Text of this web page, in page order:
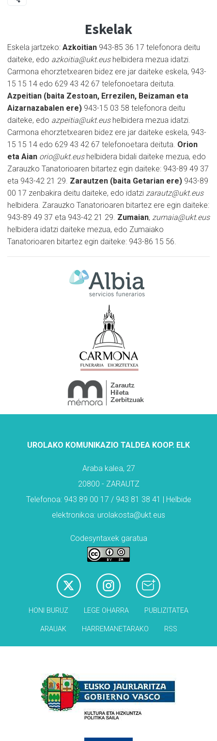
Eskelak
Eskela jartzeko: Azkoitian 943-85 36 17 telefonora deitu
daiteke, edo azkoitia@ukt.eushelbidera mezua idatzi.
Carmona ehorztetxearen bidez ere jar daiteke eskela, 943-
15 15 14 edo 629 43 42 67 telefonoetara deituta.
Azpeitian (baita Zestoan, Errezilen, Beizaman eta
Aizarnazabalen ere) 943-15 03 58 telefonora deitu
daiteke, edo azpeitia@ukt.eushelbidera mezua idatzi.
Carmona ehorztetxearen bidez ere jar daiteke eskela, 943-
15 15 14 edo 629 43 42 67 telefonoetara deituta. Orion
eta Aian orio@ukt.eushelbidera bidali daiteke mezua, edo
Zarauzko Tanatorioaren bitartez egin daiteke: 943-89 49 37
eta 943-42 21 29. Zarautzen (baita Getarian ere) 943-89
00 17 zenbakira deitu daiteke, edo idatzi zarautz@ukt.eus
helbidera. Zarauzko Tanatorioaren bitartez ere egin daiteke:
943-89 49 37 eta 943-42 21 29. Zumaian, zumaia@ukt.eus
helbidera idatzi daiteke mezua, edo Zumaiako
Tanatorioaren bitartez egin daiteke: 943-86 15 56.
UROLAKO KOMUNIKAZIO TALDEA KOOP. ELK
Araba kalea, 27
20800 - ZARAUTZ
Telefonoa: 943 89 00 17 / 943 81 38 41 | Helbide
elektronikoa: urolakosta@ukt.eus
Codesyntaxek garatua
HONI BURUZ LEGE OHARRA PUBLIZITATEA
ARAUAK HARREMANETARAKO RSS